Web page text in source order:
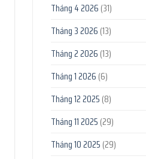
Tháng 4 2026 (31)
Tháng 3 2026 (13)
Tháng 2 2026 (13)
Tháng 1 2026 (6)
Tháng 12 2025 (8)
Tháng 11 2025 (29)
Tháng 10 2025 (29)